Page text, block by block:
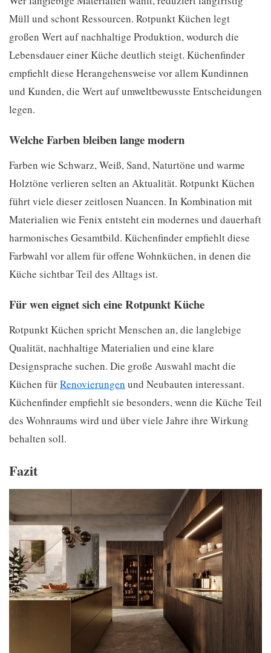
Müll und schont Ressourcen. Rotpunkt Küchen legt
großen Wert auf nachhaltige Produktion, wodurch die
Lebensdauer einer Küche deutlich steigt. Küchenfinder
empfiehlt diese Herangehensweise vor allem Kundinnen
und Kunden, die Wert auf umweltbewusste Entscheidungen
legen.
Welche Farben bleiben lange modern
Farben wie Schwarz, Weiß, Sand, Naturtöne und warme
Holztöne verlieren selten an Aktualität. Rotpunkt Küchen
führt viele dieser zeitlosen Nuancen. In Kombination mit
Materialien wie Fenix entsteht ein modernes und dauerhaft
harmonisches Gesamtbild. Küchenfinder empfiehlt diese
Farbwahl vor allem für offene Wohnküchen, in denen die
Küche sichtbar Teil des Alltags ist.
Für wen eignet sich eine Rotpunkt Küche
Rotpunkt Küchen spricht Menschen an, die langlebige
Qualität, nachhaltige Materialien und eine klare
Designsprache suchen. Die große Auswahl macht die
Küchen fürRenovierungen und Neubauten interessant.
Küchenfinder empfiehlt sie besonders, wenn die Küche Teil
des Wohnraums wird und über viele Jahre ihre Wirkung
behalten soll.
Fazit